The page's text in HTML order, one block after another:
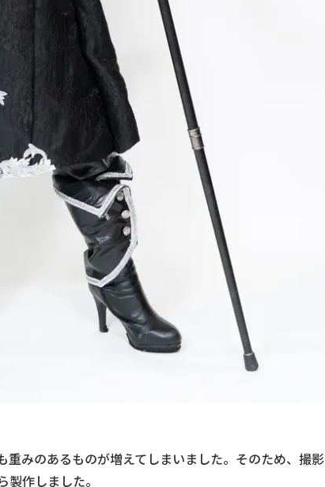
みのあるものが増えてしまいました。そのため、撮影
作しました。